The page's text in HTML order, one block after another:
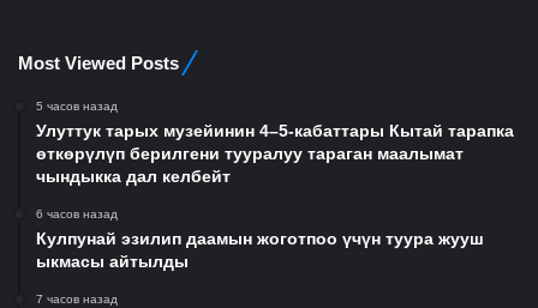
Most Viewed Posts
5 часов назад
Улуттук тарых музейинин 4–5-кабаттары Кытай тарапка
өткөрүлүп берилгени тууралуу тараган маалымат
чындыкка дал келбейт
6 часов назад
Кулпунай эзилип даамын жоготпоо үчүн туура жууш
ыкмасы айтылды
7 часов назад